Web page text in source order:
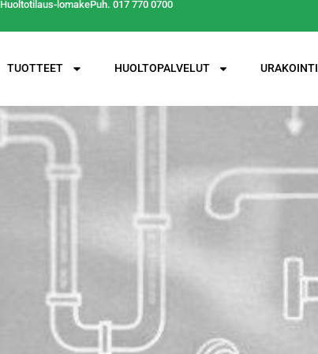
Huoltotilaus-lomakePuh. 017 770 0700
TUOTTEET HUOLTOPALVELUT URAKOINTI